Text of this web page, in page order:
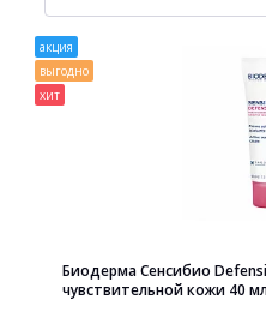
акция
выгодно
хит
Биодерма Сенсибио
чувствительной кожи 40